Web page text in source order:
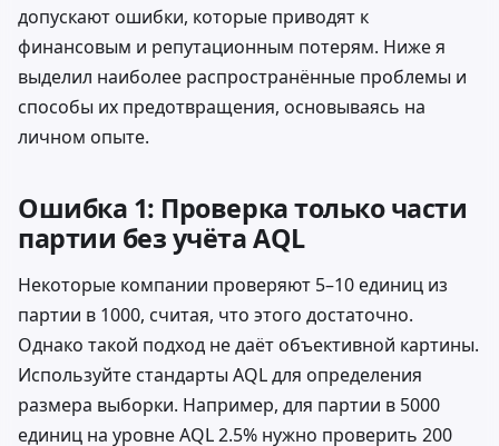
допускают ошибки, которые приводят к
финансовым и репутационным потерям. Ниже я
выделил наиболее распространённые проблемы и
способы их предотвращения, основываясь на
личном опыте.
Ошибка 1: Проверка только части
партии без учёта AQL
Некоторые компании проверяют 5–10 единиц из
партии в 1000, считая, что этого достаточно.
Однако такой подход не даёт объективной картины.
Используйте стандарты AQL для определения
размера выборки. Например, для партии в 5000
единиц на уровне AQL 2.5% нужно проверить 200